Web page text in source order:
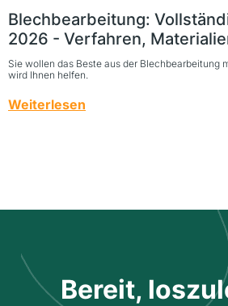
Blechbearbeitung:
2026 - Verfahren,
Sie wollen das Beste aus der Blechbearbeitung
wird Ihnen helfen.
Weiterlesen
Bereit,